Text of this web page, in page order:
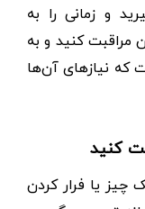
و زمانی را به
مراقبت کنید و به
که نیازهای آن‌ها
چیز یا فرار کردن